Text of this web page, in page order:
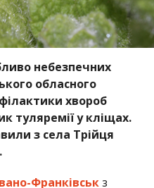
небезпечних
обласного
хвороб
туляремії у кліщах.
з села Трійця
Франківськз